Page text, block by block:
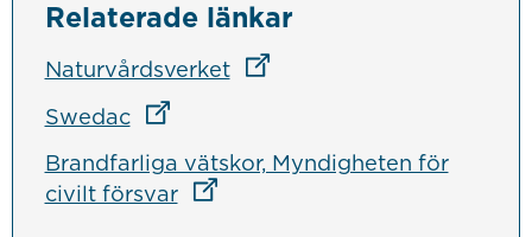
Relaterade länkar
NaturvårdsverketLänk till annan webbplats
SwedacLänk till annan webbplats
Brandfarliga vätskor, Myndigheten för
civilt försvarLänk till annan webbplats